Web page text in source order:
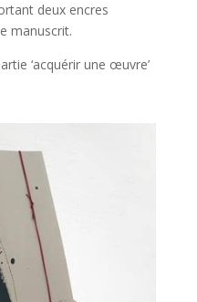
deux encres
manuscrit.
‘acquérir une œuvre’